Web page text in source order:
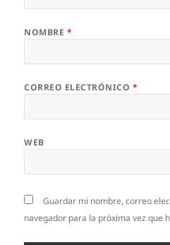
NOMBRE *
CORREO ELECTRÓNICO *
WEB
Guardar mi nombre, correo
navegador para la próxima vez que